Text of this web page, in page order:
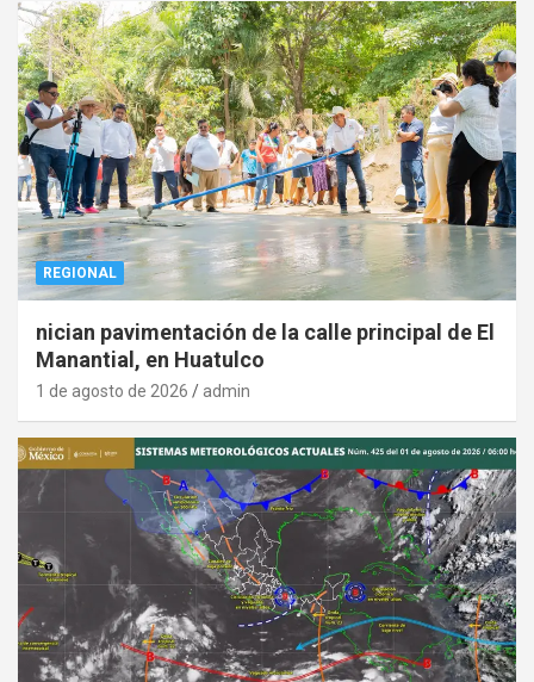
REGIONAL
nician pavimentación de la calle principal de El
Manantial, en Huatulco
1 de agosto de 2026 admin